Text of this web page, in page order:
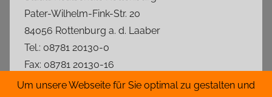
Pater-Wilhelm-Fink-Str. 20
84056 Rottenburg a. d. Laaber
Tel.: 08781 20130-0
Fax: 08781 20130-16
rs.rottenburg@t-online.de
Um unsere Webseite für Sie optimal zu gestalten und